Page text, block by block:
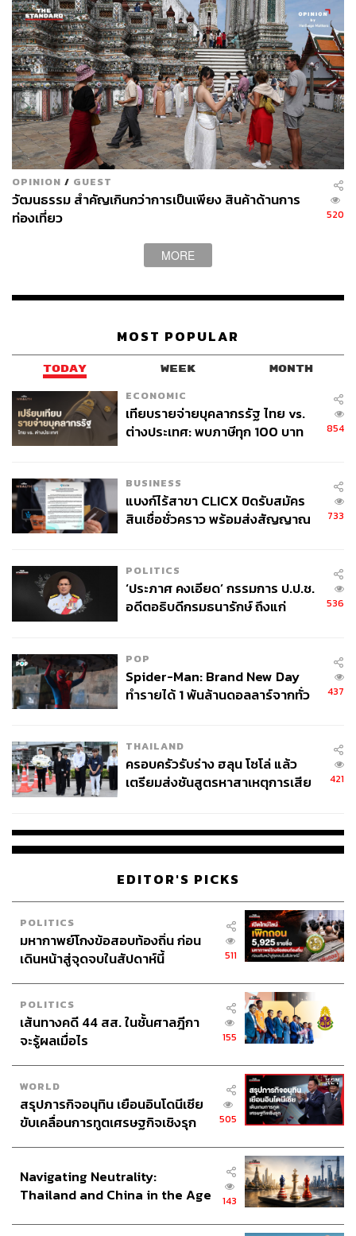
OPINION / GUEST
วัฒนธรรม สำคัญเกินกว่าการเป็นเพียง สินค้าด้านการ
ท่องเที่ยว
520
MORE
MOST POPULAR
TODAY WEEK MONTH
ECONOMIC
เทียบรายจ่ายบุคลากรรัฐ ไทย vs.
ต่างประเทศ: พบภาษีทุก 100 บาท
854
BUSINESS
แบงก์ไร้สาขา CLICX ปิดรับสมัคร
สินเชื่อชั่วคราว พร้อมส่งสัญญาณ
733
POLITICS
‘ประภาศ คงเอียด’ กรรมการ ป.ป.ช.
อดีตอธิบดีกรมธนารักษ์ ถึงแก่
536
POP
Spider-Man: Brand New Day
ทำรายได้ 1 พันล้านดอลลาร์จากทั่ว
437
THAILAND
ครอบครัวรับร่าง ฮลุน โซโล่ แล้ว
เตรียมส่งชันสูตรหาสาเหตุการเสีย
421
EDITOR'S PICKS
POLITICS
มหากาพย์โกงข้อสอบท้องถิ่น ก่อน
เดินหน้าสู่จุดจบในสัปดาห์นี้
511
POLITICS
เส้นทางคดี 44 สส. ในชั้นศาลฎีกา
จะรู้ผลเมื่อไร
155
WORLD
สรุปภารกิจอนุทิน เยือนอินโดนีเซีย
ขับเคลื่อนการทูตเศรษฐกิจเชิงรุก
505
Navigating Neutrality:
Thailand and China in the Age
143